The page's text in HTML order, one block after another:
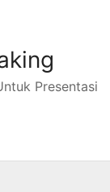
Presentasi